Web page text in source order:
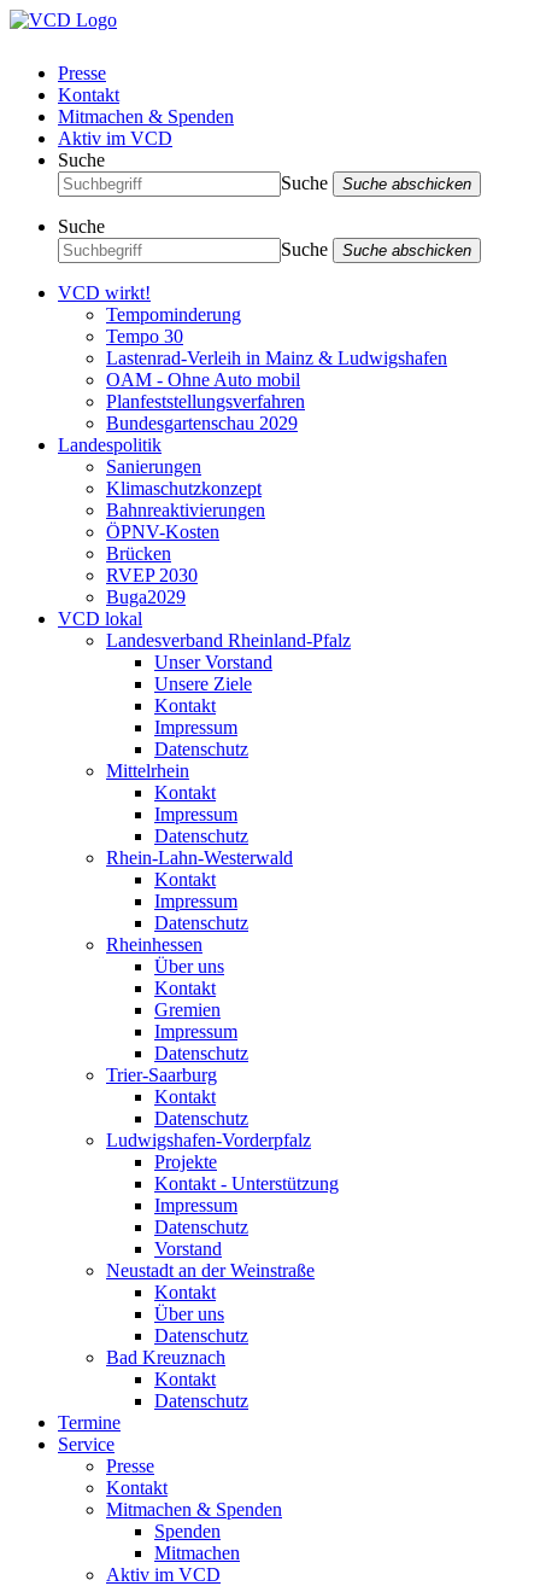
Presse
Kontakt
Mitmachen & Spenden
Aktiv im VCD
Suche
Suche
Suche abschicken
Suche
Suche
Suche abschicken
VCD wirkt!
Tempominderung
Tempo 30
Lastenrad-Verleih in Mainz & Ludwigshafen
OAM - Ohne Auto mobil
Planfeststellungsverfahren
Bundesgartenschau 2029
Landespolitik
Sanierungen
Klimaschutzkonzept
Bahnreaktivierungen
ÖPNV-Kosten
Brücken
RVEP 2030
Buga2029
VCD lokal
Landesverband Rheinland-Pfalz
Unser Vorstand
Unsere Ziele
Kontakt
Impressum
Datenschutz
Mittelrhein
Kontakt
Impressum
Datenschutz
Rhein-Lahn-Westerwald
Kontakt
Impressum
Datenschutz
Rheinhessen
Über uns
Kontakt
Gremien
Impressum
Datenschutz
Trier-Saarburg
Kontakt
Datenschutz
Ludwigshafen-Vorderpfalz
Projekte
Kontakt - Unterstützung
Impressum
Datenschutz
Vorstand
Neustadt an der Weinstraße
Kontakt
Über uns
Datenschutz
Bad Kreuznach
Kontakt
Datenschutz
Termine
Service
Presse
Kontakt
Mitmachen & Spenden
Spenden
Mitmachen
Aktiv im VCD